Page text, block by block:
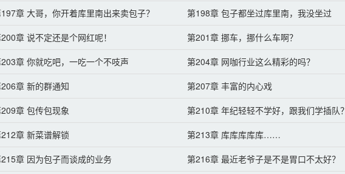
章 大哥，你开着库里南出来卖包子？
第198章 包子都坐过库里南，我没坐过
章 说不定还是个网红呢！
第201章 挪车，挪什么车啊？
章 你就吃吧，一吃一个不吱声
第204章 网咖行业这么精彩的吗？
章 新的群通知
第207章 丰富的内心戏
章 包传包现象
第210章 年纪轻轻不学好，跟我们学插队？
章 新菜谱解锁
第213章 库库库库库……
章 因为包子而谈成的业务 第216章 最近老爷子是不是胃口不太好？